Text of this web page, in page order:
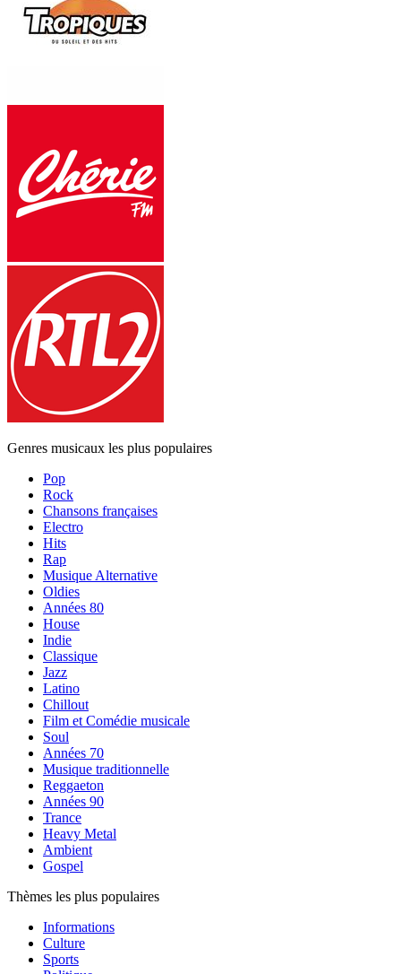
Genres musicaux les plus populaires
Pop
Rock
Chansons françaises
Electro
Hits
Rap
Musique Alternative
Oldies
Années 80
House
Indie
Classique
Jazz
Latino
Chillout
Film et Comédie musicale
Soul
Années 70
Musique traditionnelle
Reggaeton
Années 90
Trance
Heavy Metal
Ambient
Gospel
Thèmes les plus populaires
Informations
Culture
Sports